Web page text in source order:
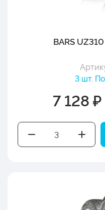
BARS
3 шт.
7 128 ₽